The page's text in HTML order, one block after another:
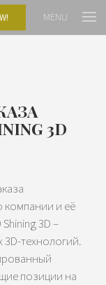
MENU
3D
компании и её
3D –
технологий.
позиции на